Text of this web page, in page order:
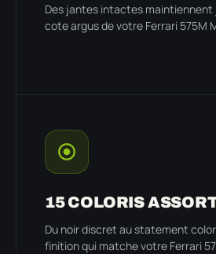
Des jantes intactes maintiennent
cote argus de votre Ferrari 575M
15 COLORIS
Du noir discret au statement
finition qui matche votre Ferrari